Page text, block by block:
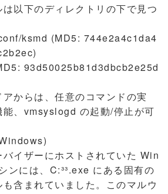
以下のディレクトリの下で見つ
ksmd (MD5: 744e2a4c1da4
93d50025b81d3dbcb2e25d
からは、任意のコマンドの実
能、vmsyslogd の起動/停止が可
イザーにホストされていた Win
ンには、C:³³.exe にある固有の
含まれていました。このマルウ